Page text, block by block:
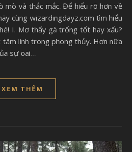
mò và thắc mắc. Để hiểu rõ hơn về
cùng wizardingdayz.com tìm hiểu
I. Mơ thấy gà trống tốt hay xấu?
linh trong phong thủy. Hơn nữa
sự oai…
XEM THÊM